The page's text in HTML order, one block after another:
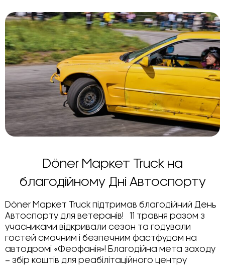
Döner Маркет Truck на
благодійному Дні Автоспорту
Döner Маркет Truck підтримав благодійний День
Автоспорту для ветеранів! 11 травня разом з
учасниками відкривали сезон та годували
гостей смачним і безпечним фастфудом на
автодромі «Феофанія»! Благодійна мета заходу
– збір коштів для реабілітаційного центру